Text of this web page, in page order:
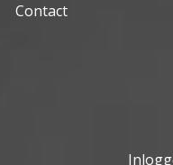
Contact